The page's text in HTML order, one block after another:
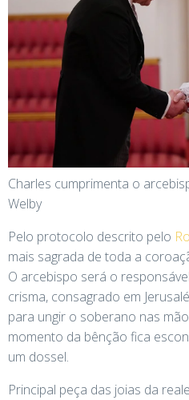
Charles cumprimenta o
Welby
Pelo protocolo descrito pelo
mais sagrada de toda a
O arcebispo será o
crisma, consagrado em
para ungir o soberano nas
momento da bênção fica
um dossel.
Principal peça das joias da